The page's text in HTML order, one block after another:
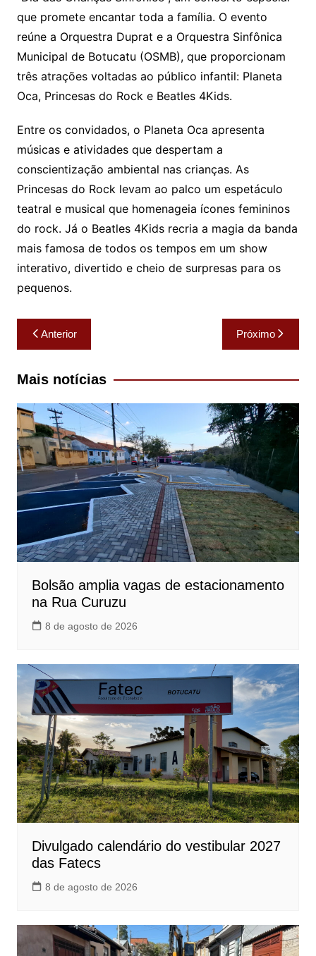
que promete encantar toda a família. O evento
reúne a Orquestra Duprat e a Orquestra Sinfônica
Municipal de Botucatu (OSMB), que proporcionam
três atrações voltadas ao público infantil: Planeta
Oca, Princesas do Rock e Beatles 4Kids.
Entre os convidados, o Planeta Oca apresenta
músicas e atividades que despertam a
conscientização ambiental nas crianças. As
Princesas do Rock levam ao palco um espetáculo
teatral e musical que homenageia ícones femininos
do rock. Já o Beatles 4Kids recria a magia da banda
mais famosa de todos os tempos em um show
interativo, divertido e cheio de surpresas para os
pequenos.
Navegação
de
Post
Anterior Próximo
Mais notícias
Bolsão amplia vagas de estacionamento
na Rua Curuzu
8 de agosto de 2026
Divulgado calendário do vestibular 2027
das Fatecs
8 de agosto de 2026